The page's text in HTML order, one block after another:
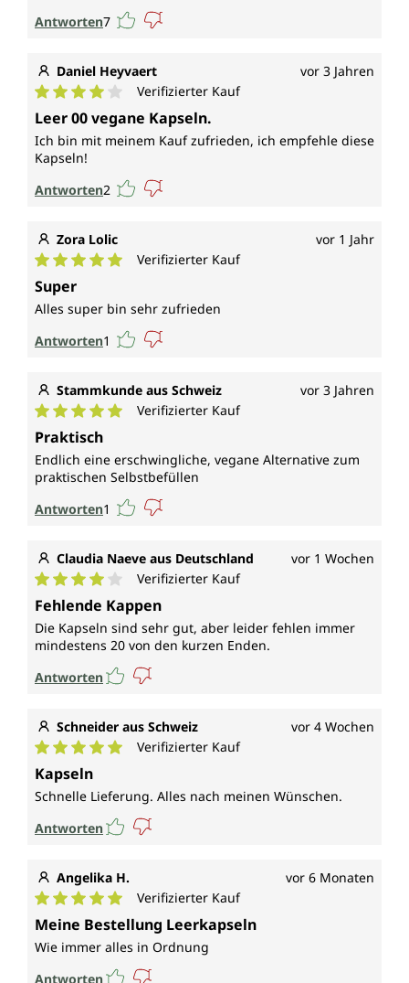
Antworten7
Daniel Heyvaert vor 3 Jahren
Durchschnittliche Bewertung von 4 von 5 Sternen
Verifizierter Kauf
Leer 00 vegane Kapseln.
Ich bin mit meinem Kauf zufrieden, ich empfehle diese
Kapseln!
Antworten2
Zora Lolic vor 1 Jahr
Durchschnittliche Bewertung von 5 von 5 Sternen
Verifizierter Kauf
Super
Alles super bin sehr zufrieden
Antworten1
Stammkunde aus Schweiz vor 3 Jahren
Durchschnittliche Bewertung von 5 von 5 Sternen
Verifizierter Kauf
Praktisch
Endlich eine erschwingliche, vegane Alternative zum
praktischen Selbstbefüllen
Antworten1
Claudia Naeve aus Deutschland vor 1 Wochen
Durchschnittliche Bewertung von 4 von 5 Sternen
Verifizierter Kauf
Fehlende Kappen
Die Kapseln sind sehr gut, aber leider fehlen immer
mindestens 20 von den kurzen Enden.
Antworten
Schneider aus Schweiz vor 4 Wochen
Durchschnittliche Bewertung von 5 von 5 Sternen
Verifizierter Kauf
Kapseln
Schnelle Lieferung. Alles nach meinen Wünschen.
Antworten
Angelika H. vor 6 Monaten
Durchschnittliche Bewertung von 5 von 5 Sternen
Verifizierter Kauf
Meine Bestellung Leerkapseln
Wie immer alles in Ordnung
Antworten